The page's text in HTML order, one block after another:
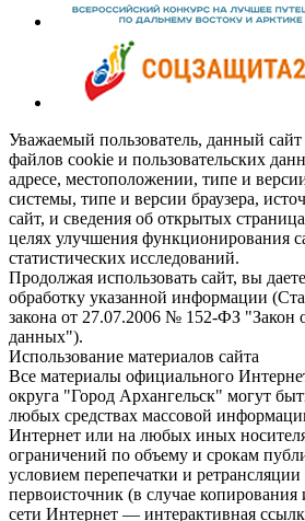
Уважаемый пользователь, данный
файлов cookie и пользовательских
адресе, местоположении, типе и
системы, типе и версии браузера,
сайт, и сведения об открытых
целях улучшения функционирования
статистических исследований.
Продолжая использовать сайт, вы
обработку указанной информации
закона от 27.07.2006 № 152-ФЗ "Закон
данных").
Использование материалов сайта
Все материалы официального
округа "Город Архангельск" могут
любых средствах массовой
Интернет или на любых иных
ограничений по объему и срокам
условием перепечатки и ретрансляции
первоисточник (в случае
сети Интернет — интерактивная